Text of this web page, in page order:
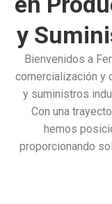
y
Bienvenidos a
comercialización y
y suministros
Con una
hemos
proporcionando